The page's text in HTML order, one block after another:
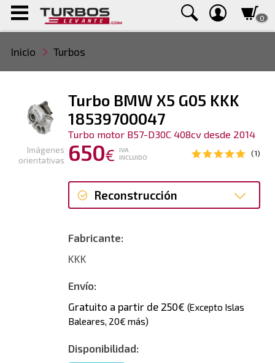
0
Inicio Turbos
Turbo BMW X5 G05 KKK
18539700047
Turbo motor B57-D30C 408cv desde 2014
650€
IVA
INCLUIDO
(1)
Reconstrucción
Fabricante:
KKK
Envío:
Gratuito a partir de 250€ (Excepto Islas
Baleares, 20€ más)
Disponibilidad:
Imágenes
orientativas